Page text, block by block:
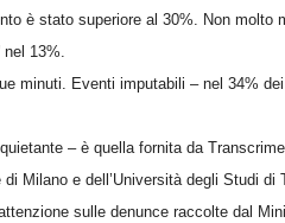
è stato superiore al 30%. Non molto
nel 13%.
minuti. Eventi imputabili – nel 34%
– è quella fornita da
Milano e dell’Università degli Studi di
sulle denunce raccolte dal